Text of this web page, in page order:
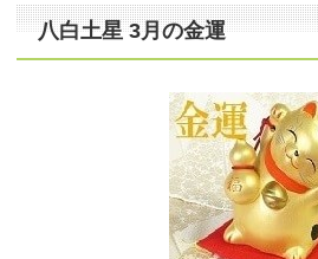
八白土星 3月の金運